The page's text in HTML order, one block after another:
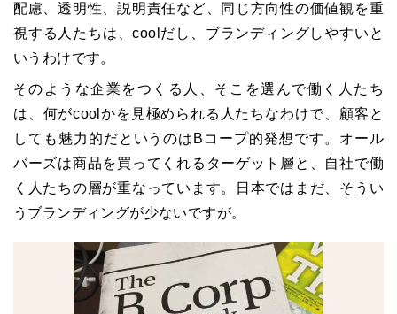
配慮、透明性、説明責任など、同じ方向性の価値観を重
視する人たちは、cool だし、ブランディングしやすいと
いうわけです。
そのような企業をつくる人、そこを選んで働く人たち
は、何がcool かを見極められる人たちなわけで、顧客と
しても魅力的だというのは B コープ的発想です。オール
バーズは商品を買ってくれるターゲット層と、自社で働
く人たちの層が重なっています。日本ではまだ、そうい
うブランディングが少ないですが。